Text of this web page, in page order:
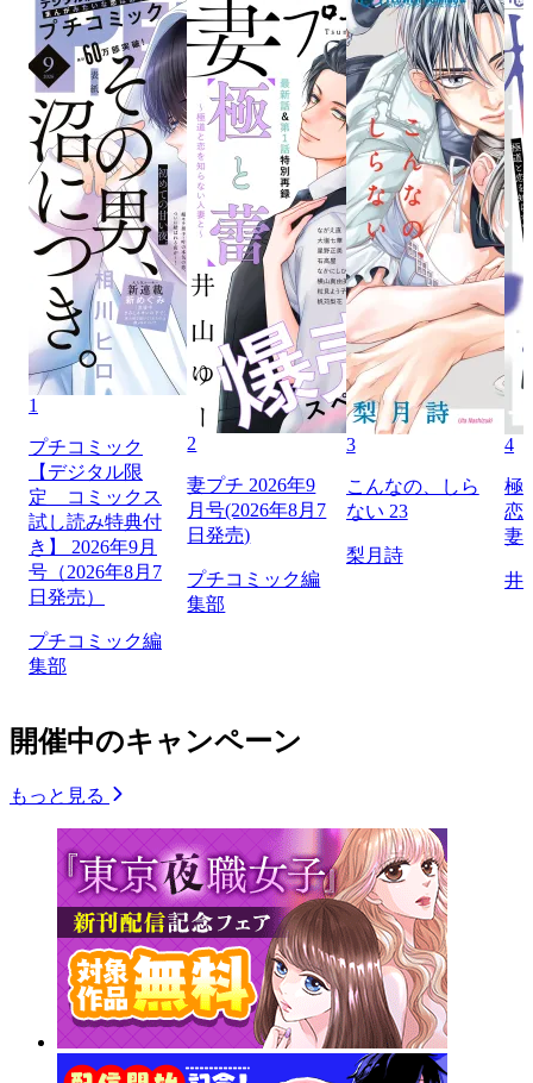
1
プチコミック
【デジタル限
定 コミックス
試し読み特典付
き】 2026年9月
号（2026年8月7
日発売）
プチコミック編
集部
2
妻プチ 2026年9
月号(2026年8月7
日発売)
プチコミック編
集部
3
こんなの、しら
ない 23
梨月詩
4
極
恋
妻
井
開催中のキャンペーン
もっと見る